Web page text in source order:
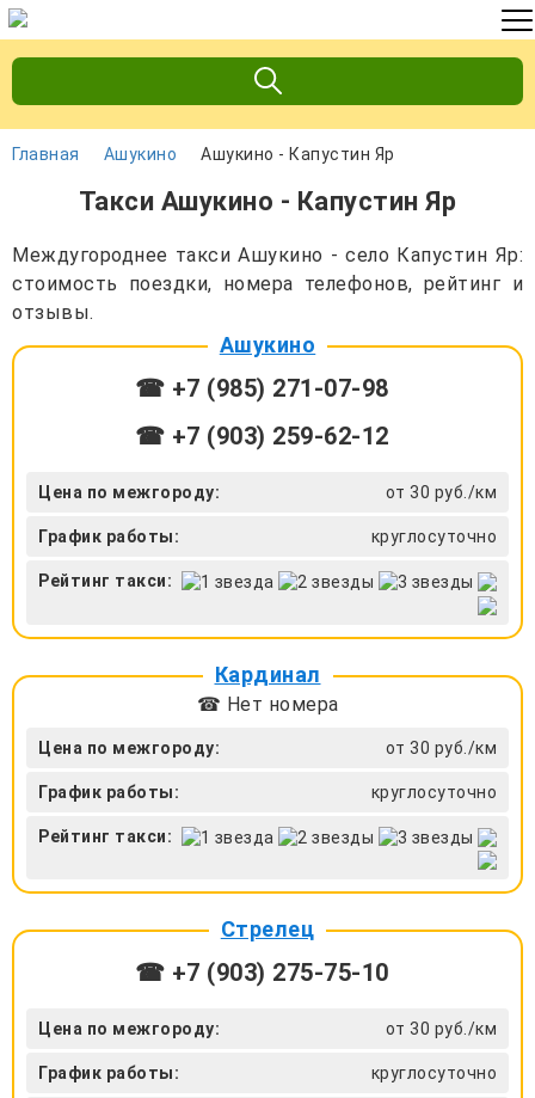
Главная Ашукино Ашукино - Капустин Яр
Такси Ашукино - Капустин Яр
Междугороднее такси Ашукино - село Капустин Яр:
стоимость поездки, номера телефонов, рейтинг и
отзывы.
Ашукино
☎ +7 (985) 271-07-98
☎ +7 (903) 259-62-12
Цена по межгороду: от 30 руб./км
График работы: круглосуточно
Рейтинг такси:
Кардинал
☎ Нет номера
Цена по межгороду: от 30 руб./км
График работы: круглосуточно
Рейтинг такси:
Стрелец
☎ +7 (903) 275-75-10
Цена по межгороду: от 30 руб./км
График работы: круглосуточно